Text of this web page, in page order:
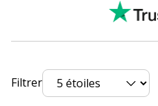
Données d'identification
Code barre maitre
Filtrer